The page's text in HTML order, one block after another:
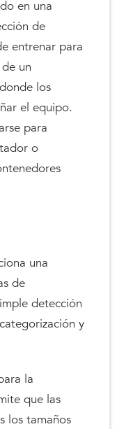
en una
de
entrenar para
un
los
el equipo.
para
o
una
de
detección
y
la
que las
los tamaños